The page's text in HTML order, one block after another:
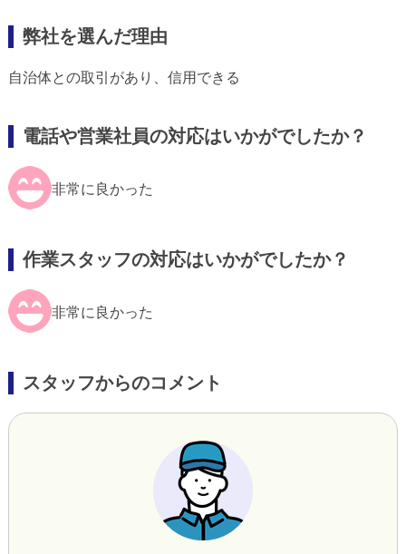
弊社を選んだ理由
自治体との取引があり、信用できる
電話や営業社員の対応はいかがでしたか？
非常に良かった
作業スタッフの対応はいかがでしたか？
非常に良かった
スタッフからのコメント